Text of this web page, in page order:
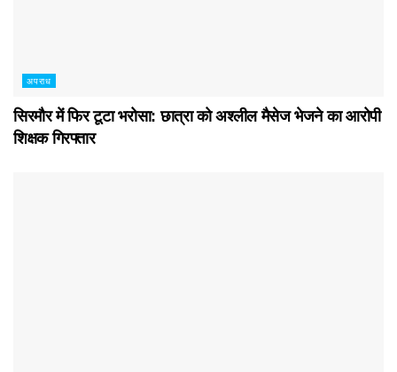
अपराध
सिरमौर में फिर टूटा भरोसा: छात्रा को अश्लील मैसेज भेजने का आरोपी
शिक्षक गिरफ्तार